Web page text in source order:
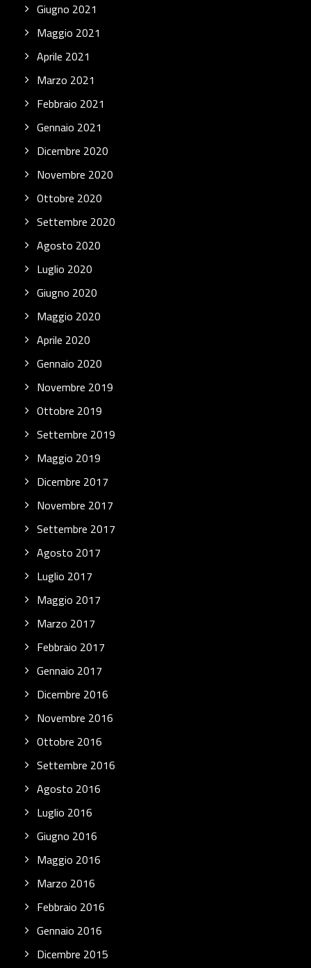
Giugno 2021
Maggio 2021
Aprile 2021
Marzo 2021
Febbraio 2021
Gennaio 2021
Dicembre 2020
Novembre 2020
Ottobre 2020
Settembre 2020
Agosto 2020
Luglio 2020
Giugno 2020
Maggio 2020
Aprile 2020
Gennaio 2020
Novembre 2019
Ottobre 2019
Settembre 2019
Maggio 2019
Dicembre 2017
Novembre 2017
Settembre 2017
Agosto 2017
Luglio 2017
Maggio 2017
Marzo 2017
Febbraio 2017
Gennaio 2017
Dicembre 2016
Novembre 2016
Ottobre 2016
Settembre 2016
Agosto 2016
Luglio 2016
Giugno 2016
Maggio 2016
Marzo 2016
Febbraio 2016
Gennaio 2016
Dicembre 2015